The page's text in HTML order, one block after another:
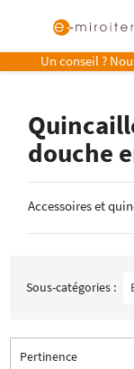
Un conseil ?
douche
Accessoires et
Sous-catégories :
Pertinence